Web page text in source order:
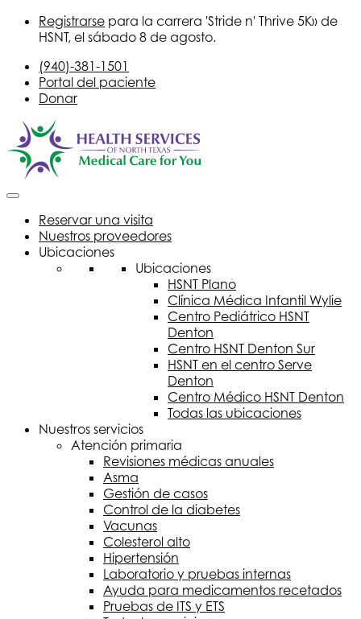
Registrarse para la carrera 'Stride n' Thrive 5K» de
HSNT, el sábado 8 de agosto.
(940)-381-1501
Portal del paciente
Donar
Reservar una visita
Nuestros proveedores
Ubicaciones
Ubicaciones
HSNT Plano
Clínica Médica Infantil Wylie
Centro Pediátrico HSNT
Denton
Centro HSNT Denton Sur
HSNT en el centro Serve
Denton
Centro Médico HSNT Denton
Todas las ubicaciones
Nuestros servicios
Atención primaria
Revisiones médicas anuales
Asma
Gestión de casos
Control de la diabetes
Vacunas
Colesterol alto
Hipertensión
Laboratorio y pruebas internas
Ayuda para medicamentos recetados
Pruebas de ITS y ETS